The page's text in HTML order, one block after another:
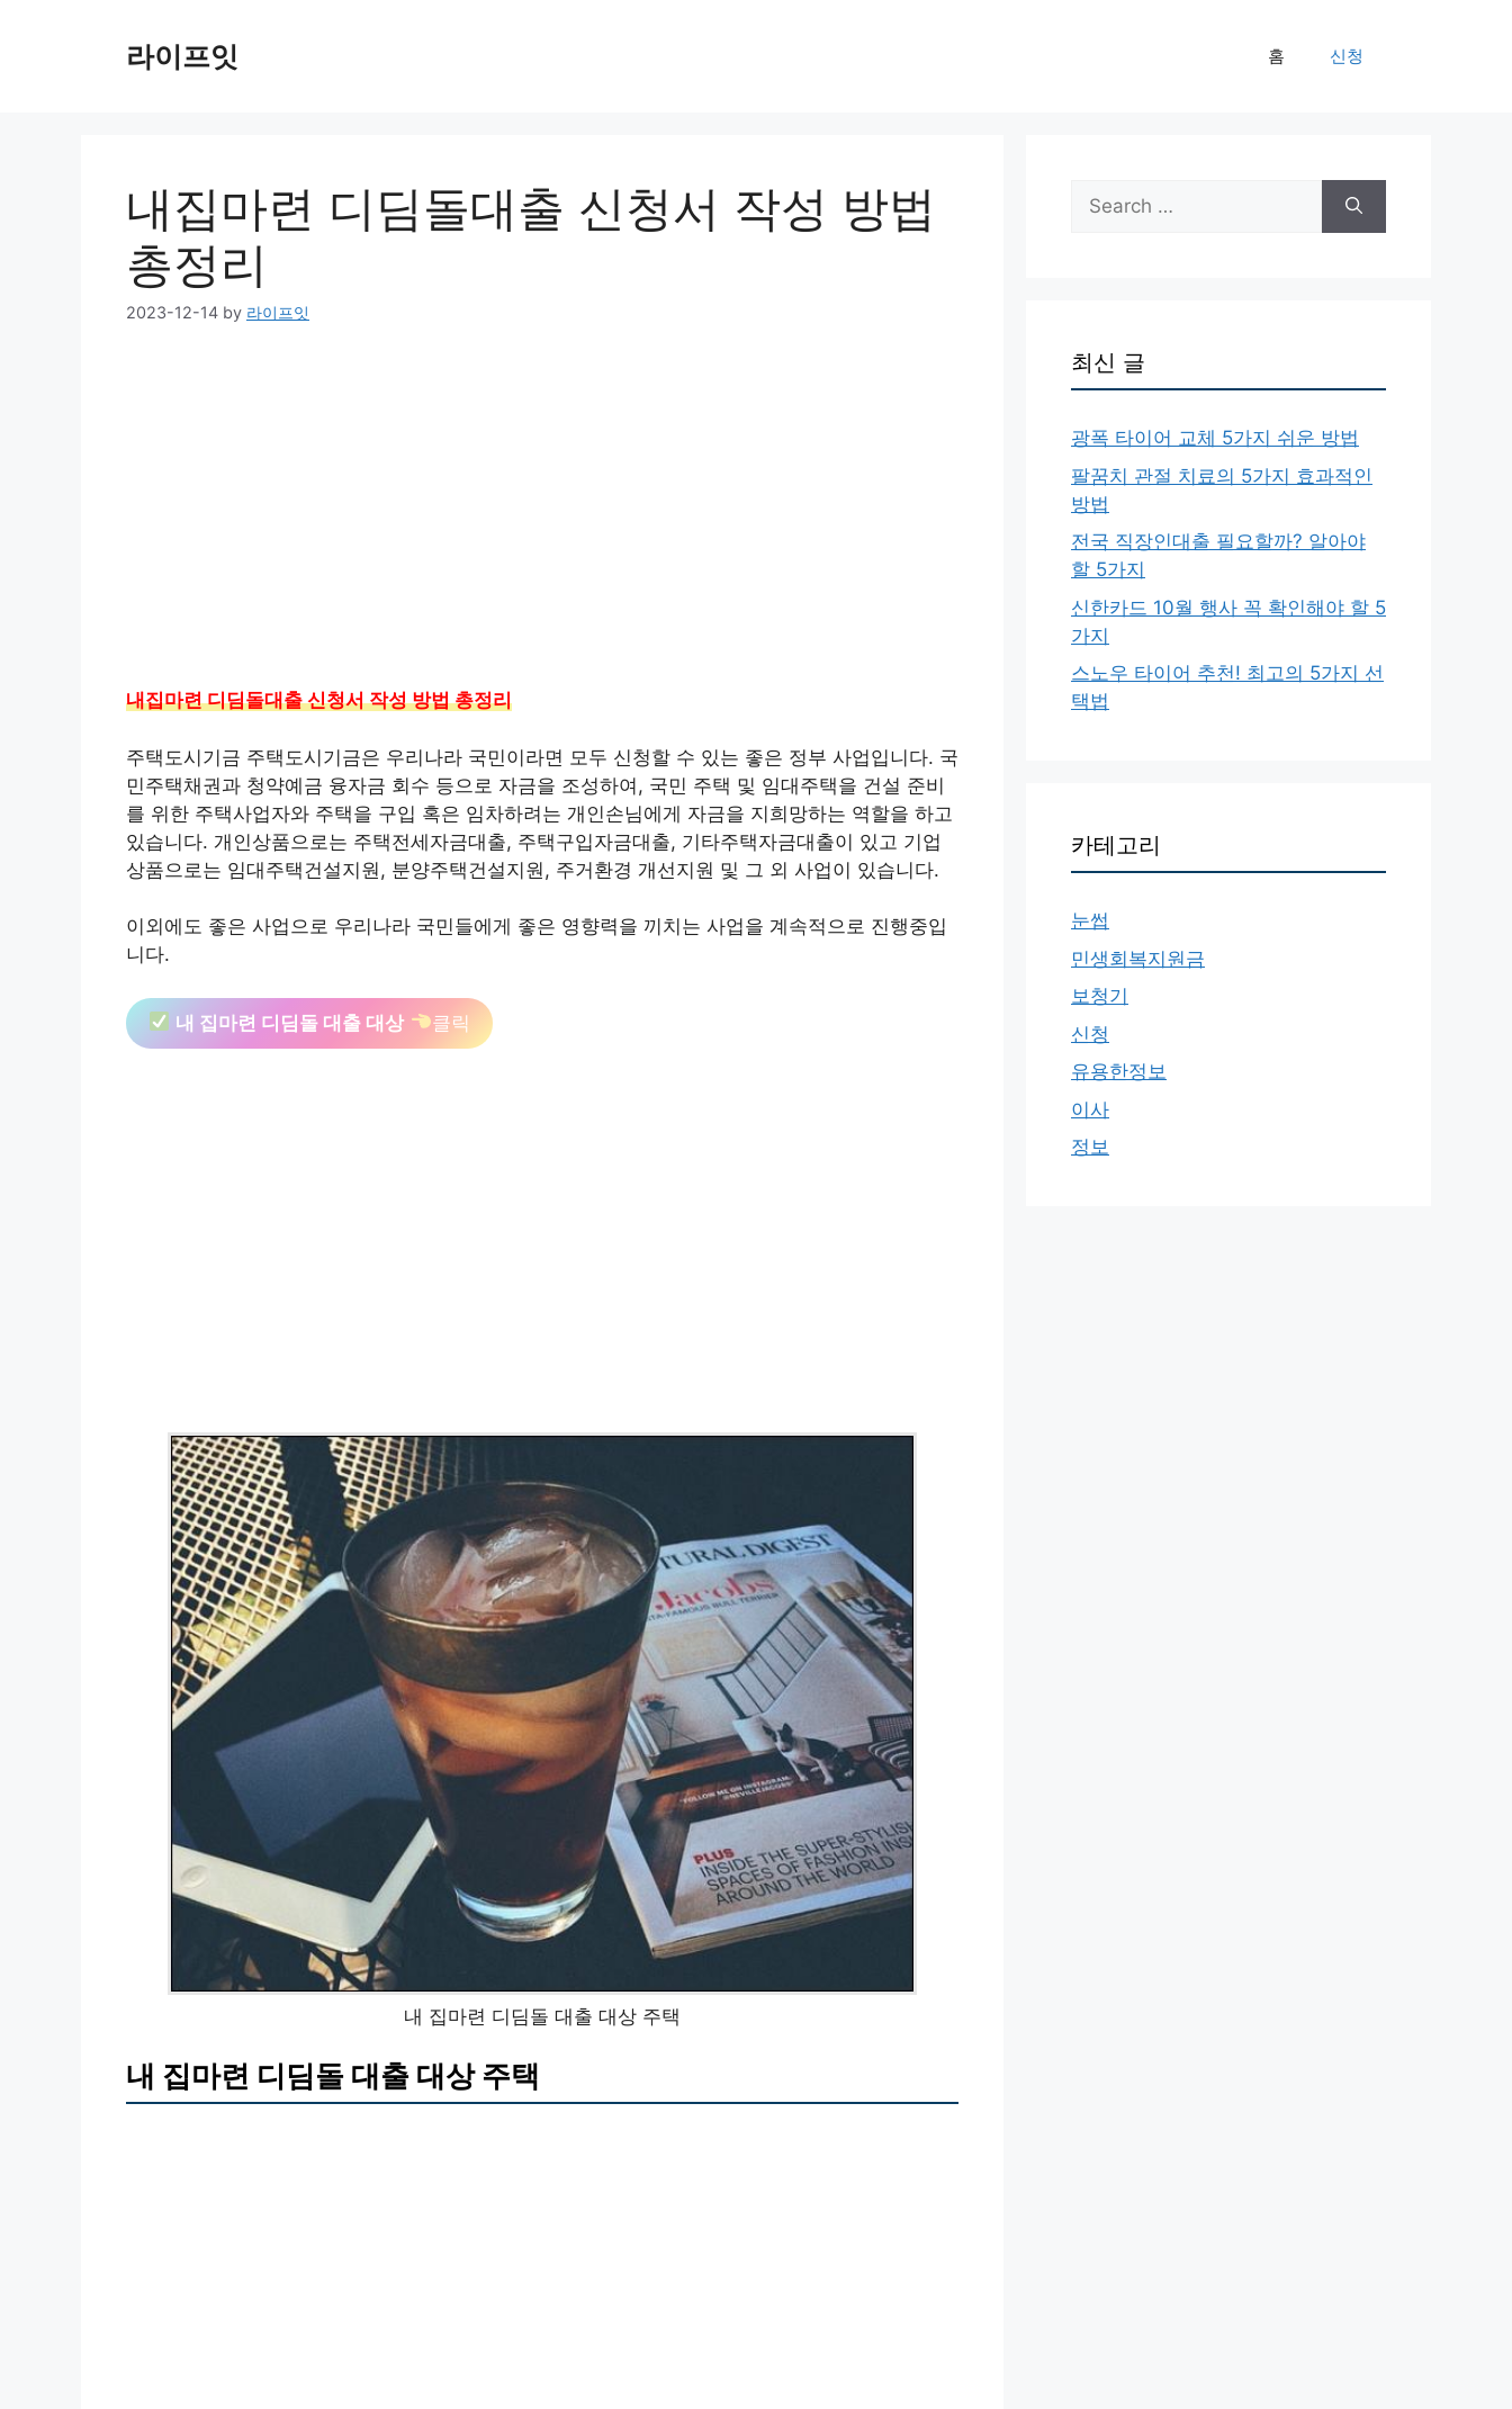
라이프잇 홈 신청
내집마련 디딤돌대출 신청서 작성 방법
총정리
2023-12-14 by 라이프잇
내집마련 디딤돌대출 신청서 작성 방법 총정리
주택도시기금 주택도시기금은 우리나라 국민이라면 모두 신청할 수 있는 좋은 정부 사업입니다. 국
민주택채권과 청약예금 융자금 회수 등으로 자금을 조성하여, 국민 주택 및 임대주택을 건설 준비
를 위한 주택사업자와 주택을 구입 혹은 임차하려는 개인손님에게 자금을 지희망하는 역할을 하고
있습니다. 개인상품으로는 주택전세자금대출, 주택구입자금대출, 기타주택자금대출이 있고 기업
상품으로는 임대주택건설지원, 분양주택건설지원, 주거환경 개선지원 및 그 외 사업이 있습니다.
이외에도 좋은 사업으로 우리나라 국민들에게 좋은 영향력을 끼치는 사업을 계속적으로 진행중입
니다.
내 집마련 디딤돌 대출 대상 클릭
내 집마련 디딤돌 대출 대상 주택
내 집마련 디딤돌 대출 대상 주택
Search
for:
최신 글
광폭 타이어 교체 5가지 쉬운 방법
팔꿈치 관절 치료의 5가지 효과적인
방법
전국 직장인대출 필요할까? 알아야
할 5가지
신한카드 10월 행사 꼭 확인해야 할 5
가지
스노우 타이어 추천! 최고의 5가지 선
택법
카테고리
눈썹
민생회복지원금
보청기
신청
유용한정보
이사
정보